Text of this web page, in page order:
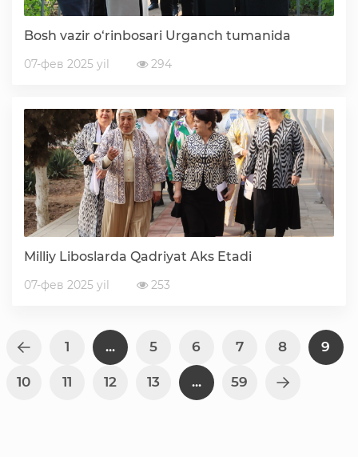
Bosh vazir o‘rinbosari Urganch tumanida
07-фев 2025 yil 294
Milliy Liboslarda Qadriyat Aks Etadi
07-фев 2025 yil 253
1 ... 5 6 7 8 9
10 11 12 13 ... 59